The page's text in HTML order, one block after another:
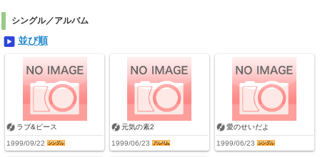
シングル／アルバム
並び順
ラブ&ピース
1999/09/22
元気の素2
1999/06/23
愛のせいだよ
1999/06/23